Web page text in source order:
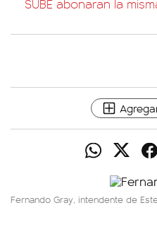
SUBE abonaran la
Fernando Gray, intendente de